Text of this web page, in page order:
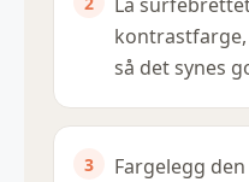
så det synes
Fargelegg